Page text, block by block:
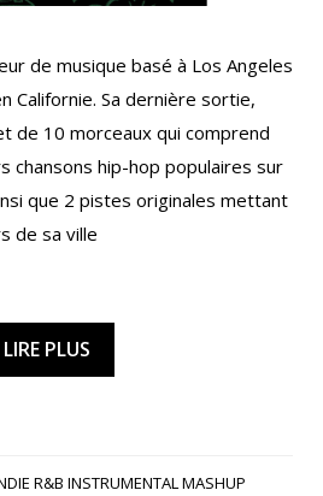
de musique basé à Los Angeles
Californie. Sa dernière sortie,
de 10 morceaux qui comprend
chansons hip-hop populaires sur
que 2 pistes originales mettant
de sa ville
LIRE PLUS
R&B INSTRUMENTALMASHUP